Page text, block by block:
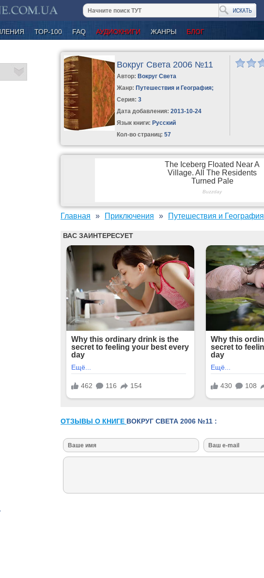
ТОР-100 FAQ АУДИОКНИГИ ЖАНРЫ БЛОГ
Вокруг Света 2006 №11
Автор: Вокруг Света
Жанр: Путешествия и География;
Серия:3
Дата добавления: 2013-10-24
Язык книги: Русский
Кол-во страниц: 57
Главная Приключения Путешествия и География
ОТЗЫВЫ О КНИГЕ ВОКРУГ СВЕТА 2006 №11 :